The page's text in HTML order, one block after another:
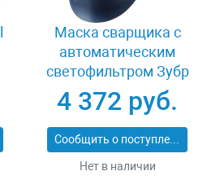
Маска сварщика с
автоматическим
светофильтром Зубр
АРД 5-13 11070
4 372 руб.
Сообщить о поступлении
Нет в наличии